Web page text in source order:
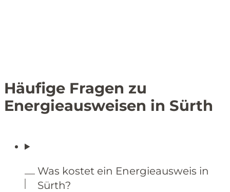
Häufige Fragen zu
Energieausweisen in Sürth
Was kostet ein Energieausweis in
Sürth?